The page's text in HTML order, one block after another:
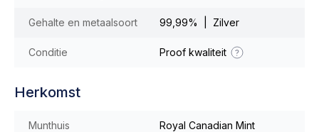
Gehalte en metaalsoort 99,99% | Zilver
Conditie Proof kwaliteit
Herkomst
Munthuis Royal Canadian Mint